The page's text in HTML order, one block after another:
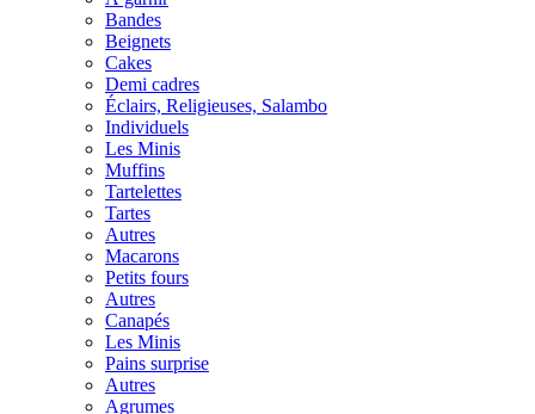
Bandes
Beignets
Cakes
Demi cadres
Éclairs, Religieuses, Salambo
Individuels
Les Minis
Muffins
Tartelettes
Tartes
Autres
Macarons
Petits fours
Autres
Canapés
Les Minis
Pains surprise
Autres
Agrumes